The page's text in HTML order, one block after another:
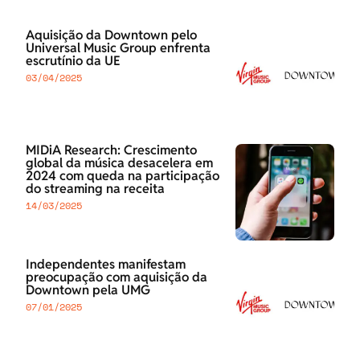
Aquisição da Downtown pelo
Universal Music Group enfrenta
escrutínio da UE
03/04/2025
MIDiA Research: Crescimento
global da música desacelera em
2024 com queda na participação
do streaming na receita
14/03/2025
Independentes manifestam
preocupação com aquisição da
Downtown pela UMG
07/01/2025